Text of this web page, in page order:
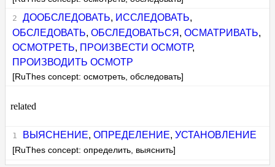
ДООБСЛЕДОВАТЬ, ИССЛЕДОВАТЬ,
ОБСЛЕДОВАТЬ,ОБСЛЕДОВАТЬСЯ ,ОСМАТРИВАТЬ,
ОСМОТРЕТЬ, ПРОИЗВЕСТИ ОСМОТР,
ПРОИЗВОДИТЬ ОСМОТР
[RuThes concept: осмотреть, обследовать]
related
ВЫЯСНЕНИЕ, ОПРЕДЕЛЕНИЕ, УСТАНОВЛЕНИЕ
[RuThes concept: определить, выяснить]